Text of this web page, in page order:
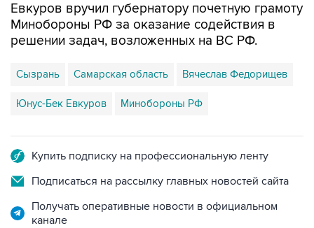
Евкуров вручил губернатору почетную грамоту
Минобороны РФ за оказание содействия в
решении задач, возложенных на ВС РФ.
Сызрань Самарская область Вячеслав Федорищев
Юнус-Бек Евкуров Минобороны РФ
Купить подписку на профессиональную ленту
Подписаться на рассылку главных новостей сайта
Получать оперативные новости в официальном
канале